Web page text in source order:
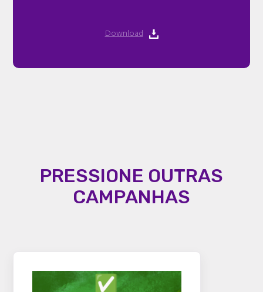
Download
PRESSIONE OUTRAS
CAMPANHAS